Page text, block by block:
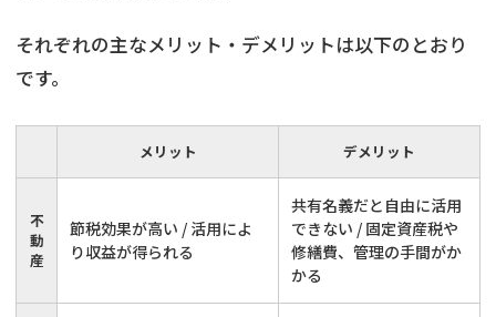
それぞれの主なメリット・デメリットは以下のとおり
です。
メリット デメリット
不
動
産
節税効果が高い / 活用によ
り収益が得られる
共有名義だと自由に活用
できない / 固定資産税や
修繕費、管理の手間がか
かる